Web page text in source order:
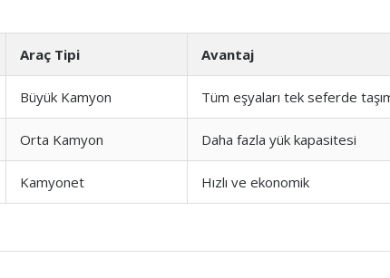
Araç Tipi Avantaj
Büyük Kamyon Tüm eşyaları tek seferde
Orta Kamyon Daha fazla yük kapasitesi
Kamyonet Hızlı ve ekonomik